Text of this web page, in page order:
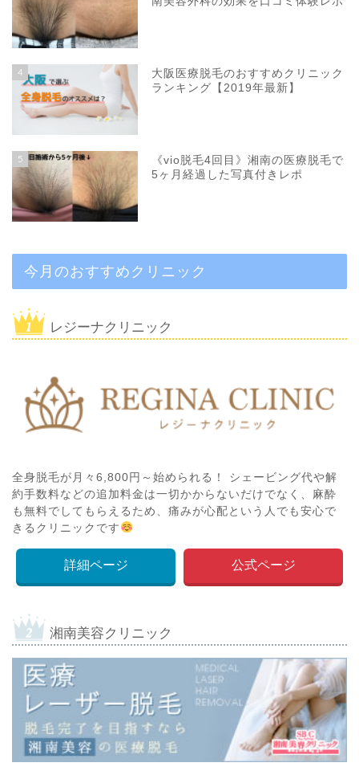
4
大阪医療脱毛のおすすめクリニック
ランキング【2019年最新】
5
《vio脱毛4回目》湘南の医療脱毛で
5ヶ月経過した写真付きレポ
今月のおすすめクリニック
レジーナクリニック
全身脱毛が月々6,800円～始められる！ シェービング代や解
約手数料などの追加料金は一切かからないだけでなく、麻酔
も無料でしてもらえるため、痛みが心配という人でも安心で
きるクリニックです
詳細ページ 公式ページ
湘南美容クリニック